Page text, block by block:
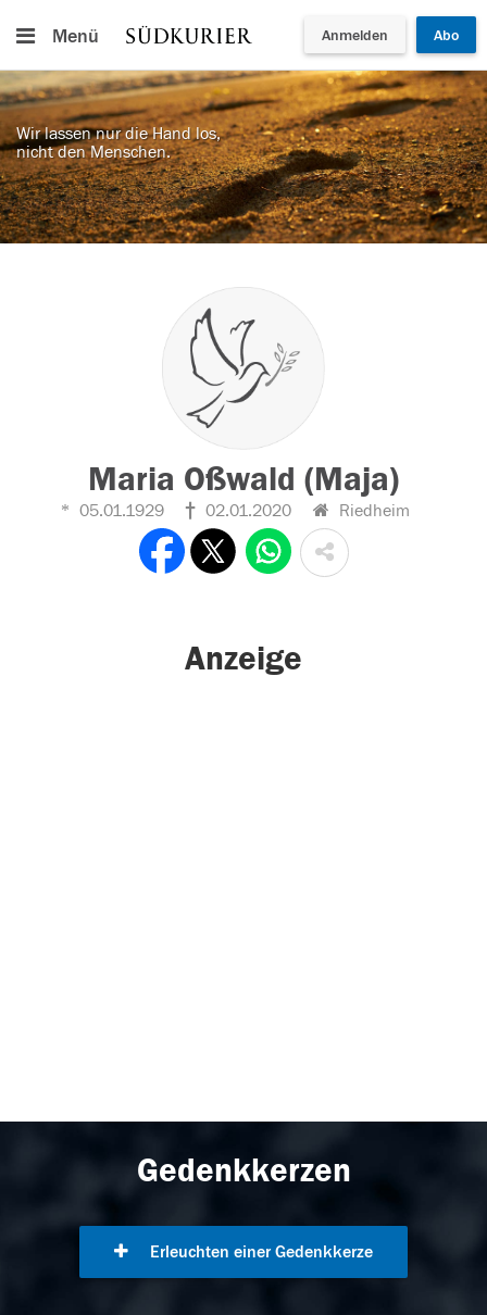
Menü Anmelden Abo
Wir lassen nur die Hand los,
nicht den Menschen.
Maria Oßwald (Maja)
05.01.1929 02.01.2020 Riedheim
Anzeige
Gedenkkerzen
Erleuchten einer Gedenkkerze